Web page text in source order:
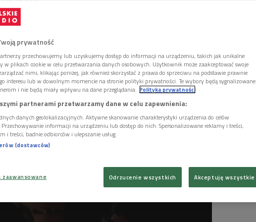
do rozpoczęcia tegorocznego festiwalu
legendy, który od zawsze kreował
polskiej scenie folkowej.
prywatność
przechowujemy lub uzyskujemy dostęp do informacji na urządzeniu, takich jak unikalne
w plikach cookie w celu przetwarzania danych osobowych. Użytkownik może zaakceptować swoje
nimi, klikając poniżej, jak również skorzystać z prawa do sprzeciwu na podstawie prawnie
interesu lub w dowolnym momencie na stronie polityki prywatności. Te wybory będą sygnalizowane
i nie będą miały wpływu na dane przeglądania. Polityka prywatności
partnerami przetwarzamy dane w celu zapewnienia:
danych geolokalizacyjnych. Aktywne skanowanie charakterystyki urządzenia do celów
informacji na urządzeniu lub dostęp do nich. Spersonalizowane reklamy i treści,
i treści, badnie odbiorców i ulepszanie usług.
(dostawców)
Odrzucenie wszystkich Akceptuję wszystkie